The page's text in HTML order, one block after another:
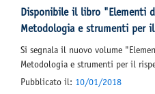
Disponibile il libro "Elementi
Metodologia e strumenti
Si segnala il nuovo volume
Metodologia e strumenti per il
Pubblicato il: 10/01/2018